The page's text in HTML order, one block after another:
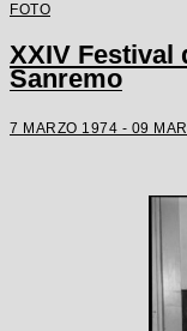
FOTO
XXIV Festival
Sanremo
7 MARZO 1974 - 09